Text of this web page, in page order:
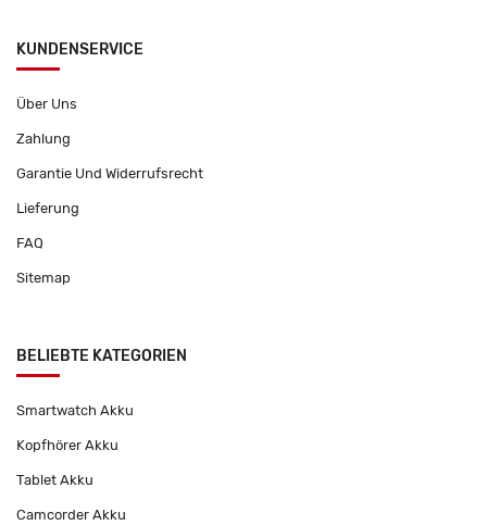
KUNDENSERVICE
Über Uns
Zahlung
Garantie Und Widerrufsrecht
Lieferung
FAQ
Sitemap
BELIEBTE KATEGORIEN
Smartwatch Akku
Kopfhörer Akku
Tablet Akku
Camcorder Akku